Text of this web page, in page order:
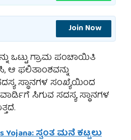
Join Now
ಒಟ್ಟು ಗ್ರಾಮ ಪಂಚಾಯಿತಿ
ಫಲಿತಾಂಶವನ್ನು
ಸ್ಥಾನಗಳ ಸಂಖ್ಯೆಯಿಂದ
ಸಿಗುವ ಸದಸ್ಯ ಸ್ಥಾನಗಳ
Yojana: ಸ್ವಂತ ಮನೆ ಕಟ್ಟಲು